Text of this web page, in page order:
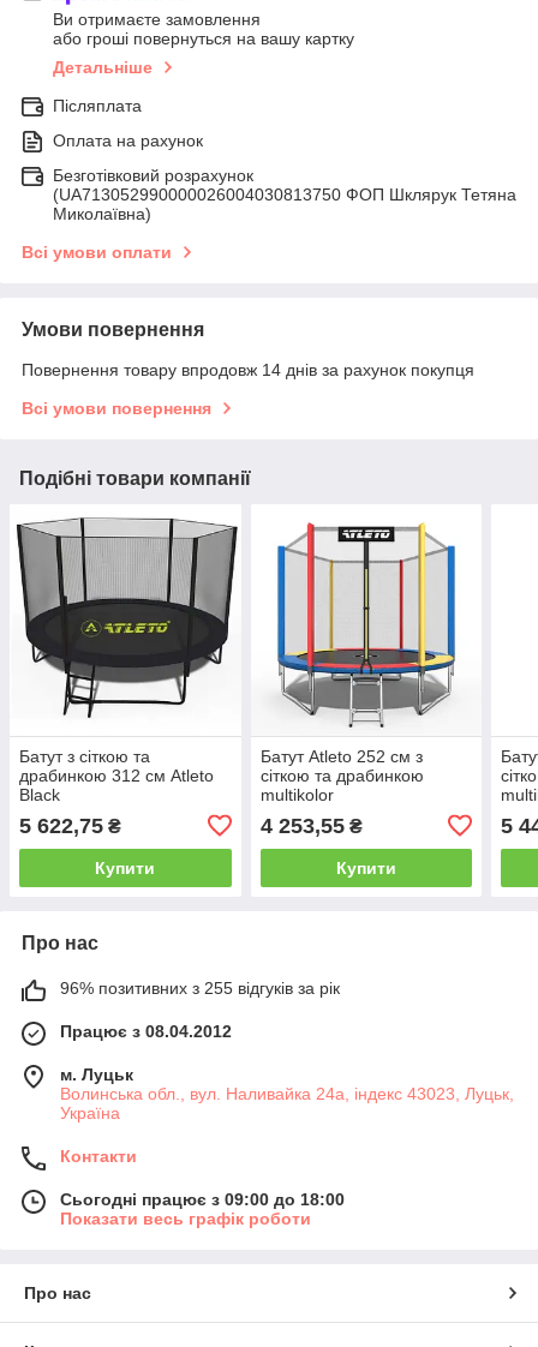
Ви отримаєте замовлення
або гроші повернуться на вашу картку
Детальніше
Післяплата
Оплата на рахунок
Безготівковий розрахунок
(UA713052990000026004030813750 ФОП Шклярук Тетяна
Миколаївна)
Всі умови оплати
Умови повернення
Повернення товару впродовж 14 днів за рахунок покупця
Всі умови повернення
Подібні товари компанії
Батут з сіткою та
драбинкою 312 см Atleto
Black
5 622,75 ₴
Купити
Батут Atleto 252 см з
сіткою та драбинкою
multikolor
4 253,55₴
Купити
5
Про нас
96% позитивних з 255 відгуків за рік
Працює з 08.04.2012
м. Луцьк
Волинська обл., вул. Наливайка 24а, індекс 43023, Луцьк,
Україна
Контакти
Сьогодні працює з 09:00 до 18:00
Показати весь графік роботи
Про нас